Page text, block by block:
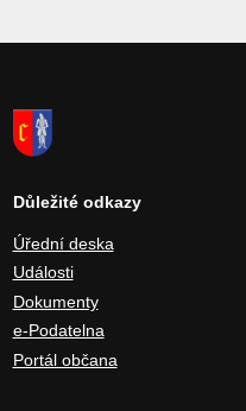
Důležité odkazy
Úřední deska
Události
Dokumenty
e-Podatelna
Portál občana